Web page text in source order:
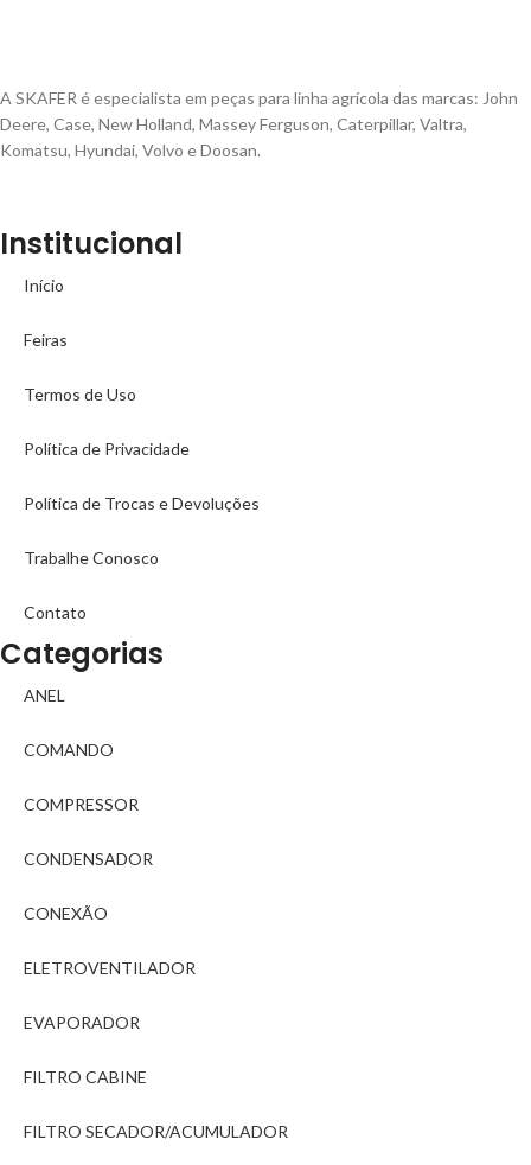
A SKAFER é especialista em peças para linha agrícola das marcas: John
Deere, Case, New Holland, Massey Ferguson, Caterpillar, Valtra,
Komatsu, Hyundai, Volvo e Doosan.
Institucional
Início
Feiras
Termos de Uso
Política de Privacidade
Política de Trocas e Devoluções
Trabalhe Conosco
Contato
Categorias
ANEL
COMANDO
COMPRESSOR
CONDENSADOR
CONEXÃO
ELETROVENTILADOR
EVAPORADOR
FILTRO CABINE
FILTRO SECADOR/ACUMULADOR